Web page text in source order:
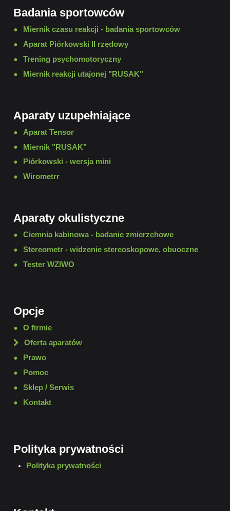
Badania sportowców
Miernik czasu reakcji - badania sportowców
Aparat Piórkowski II rzędowy
Trening psychomotoryczny
Miernik reakcji utajonej "RUSAK"
Aparaty uzupełniające
Aparat Tensor
Miernik "RUSAK"
Piórkowski - wersja mini
Wirometrr
Aparaty okulistyczne
Ciemnia kabinowa - badanie zmierzchowe
Stereometr - widzenie stereoskopowe, obuoczne
Tester WZIWO
Opcje
O firmie
Oferta aparatów
Prawo
Pomoc
Sklep / Serwis
Kontakt
Polityka prywatności
Polityka prywatności